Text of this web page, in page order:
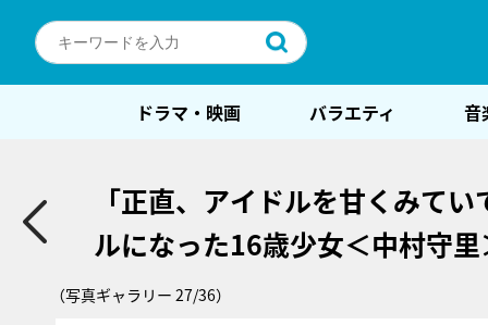
ドラマ・映画 バラエティ 音
「正直、アイドルを甘くみて
ルになった16歳少女＜中村守里
（写真ギャラリー 27/36）